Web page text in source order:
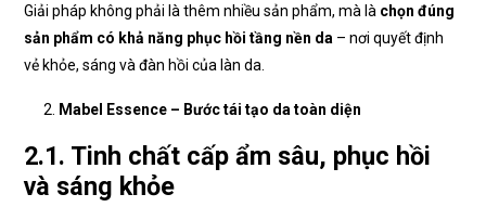
Giải pháp không phải là thêm nhiều sản phẩm, mà là chọn đúng
sản phẩm có khả năng phục hồi tầng nền da – nơi quyết định
vẻ khỏe, sáng và đàn hồi của làn da.
Mabel Essence – Bước tái tạo da toàn diện
2.1. Tinh chất cấp ẩm sâu, phục hồi
và sáng khỏe